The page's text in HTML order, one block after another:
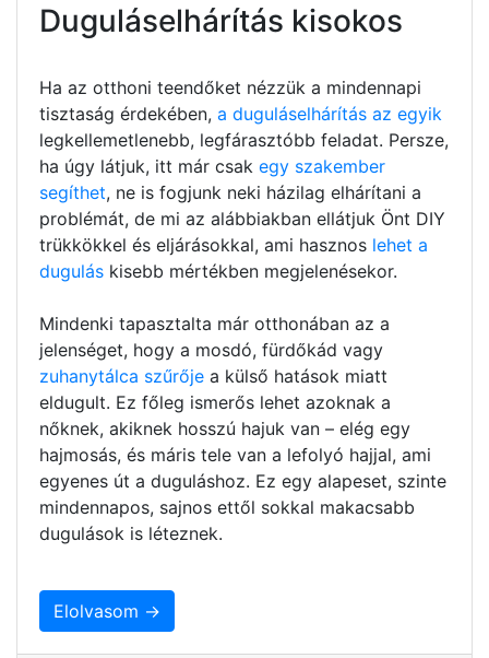
Duguláselhárítás kisokos
Ha az otthoni teendőket nézzük a mindennapi
tisztaság érdekében, a duguláselhárítás az egyik
legkellemetlenebb, legfárasztóbb feladat. Persze,
ha úgy látjuk, itt már csak egy szakember
segíthet, ne is fogjunk neki házilag elhárítani a
problémát, de mi az alábbiakban ellátjuk Önt DIY
trükkökkel és eljárásokkal, ami hasznos lehet a
dugulás kisebb mértékben megjelenésekor.
Mindenki tapasztalta már otthonában az a
jelenséget, hogy a mosdó, fürdőkád vagy
zuhanytálca szűrője a külső hatások miatt
eldugult. Ez főleg ismerős lehet azoknak a
nőknek, akiknek hosszú hajuk van – elég egy
hajmosás, és máris tele van a lefolyó hajjal, ami
egyenes út a duguláshoz. Ez egy alapeset, szinte
mindennapos, sajnos ettől sokkal makacsabb
dugulások is léteznek.
Elolvasom →